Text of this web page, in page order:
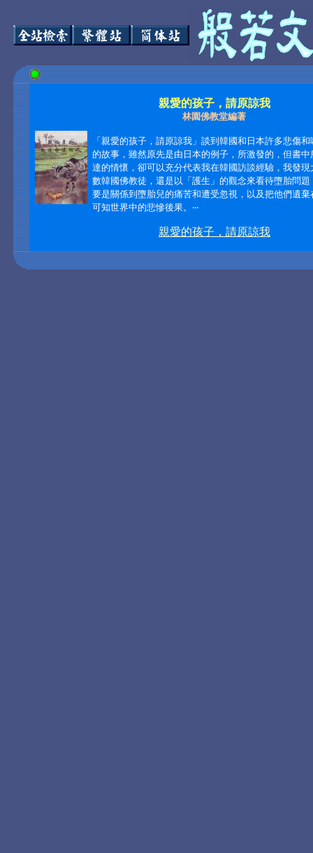
親愛的孩子，請原諒我
林園佛教堂編著
「親愛的孩子，請原諒我」談到韓國和日本許多悲傷和
的故事，雖然原先是由日本的例子，所激發的，但書中
達的情懷，卻可以充分代表我在韓國訪談經驗，我發現
數韓國佛教徒，還是以「護生」的觀念來看待墮胎問題
要是關係到墮胎兒的痛苦和遭受忽視，以及把他們遺棄
可知世界中的悲慘後果。‧‧‧
親愛的孩子，請原諒我